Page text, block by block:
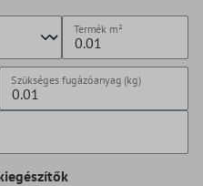
Termék m²
Szükséges fugázóanyag (kg)